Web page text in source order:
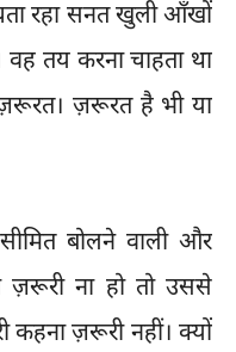
रहा सनत खुली आँखों
तय करना चाहता था
ज़रूरत है भी या
बोलने वाली और
ना हो तो उससे
कहना ज़रूरी नहीं। क्यों